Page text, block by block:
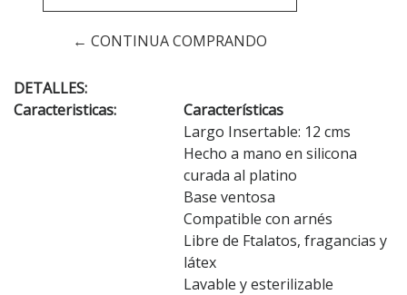
← CONTINUA COMPRANDO
DETALLES:
Caracteristicas:
Características
Largo Insertable: 12 cms
Hecho a mano en silicona
curada al platino
Base ventosa
Compatible con arnés
Libre de Ftalatos, fragancias y
látex
Lavable y esterilizable